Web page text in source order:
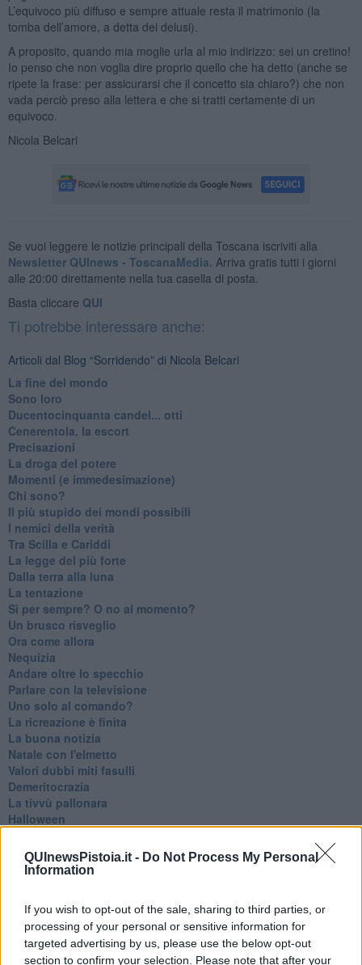
QUInewsPistoia.it - Do Not Process My Personal
Information
If you wish to opt-out of the sale, sharing to third parties, or
processing of your personal or sensitive information for
targeted advertising by us, please use the below opt-out
section to confirm your selection. Please note that after your
L’equivoco più diffuso e sempre attuale resta il matrimonio (la
tomba dell’amore, a detta dei delusi).
A proposito, quando mia moglie urla al mio indirizzo: sei un cretino!
Io penso che non voglia dire proprio quello che ha detto (anche se
ripete la frase: per assicurarsi che il concetto sia chiaro?) che non
vada perciò preso alla lettera e che si tratti certamente di un
equivoco.
Nicola Belcari
Se vuoi leggere le notizie principali della Toscana iscriviti alla
Newsletter QUInews - ToscanaMedia. Arriva gratis tutti i giorni
alle 20:00 direttamente nella tua casella di posta.
Basta cliccare QUI
Ti potrebbe interessare anche:
Articoli dal Blog “Sorridendo” di Nicola Belcari
La fine del mondo
Sono loro
Ducentocinquanta candel... otti
Cenerentola, la escort
Precisazioni
La droga del potere
Momenti (e immedesimazione)
Chi sono?
Il più stupido dei mondi possibili
I nemici della verità
Tra Scilla e Cariddi
La legge del più forte
Dalla terra alla luna
La tentazione
​Sì per sempre? O no al momento?
Un brusco risveglio
Ora come allora
Nequizia
Andare oltre lo specchio
Parlare con la televisione
Uno solo al comando?
La ricreazione è finita
La buona notizia
Natale con l'elmetto
Valori dubbi miti fasulli
Demeritocrazia
La tivvù pallonara
Halloween
Facile profezia
Il terzo compito
La guerricciola delle due rose
La truffa all'anziano
Alla fermata dell'autobus